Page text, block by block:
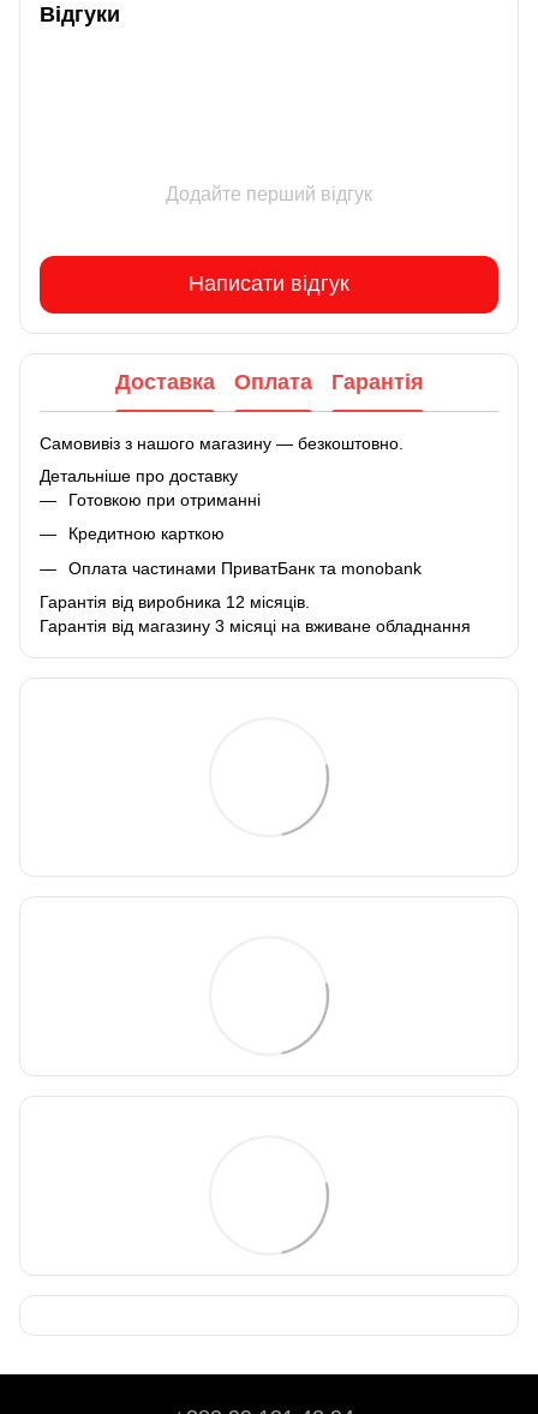
Відгуки
Додайте перший відгук
Написати відгук
Доставка Оплата Гарантія
Самовивіз з нашого магазину — безкоштовно.
Детальніше про доставку
Готовкою при отриманні
Кредитною карткою
Оплата частинами ПриватБанк та monobank
Гарантія від виробника 12 місяців.
Гарантія від магазину 3 місяці на вживане обладнання